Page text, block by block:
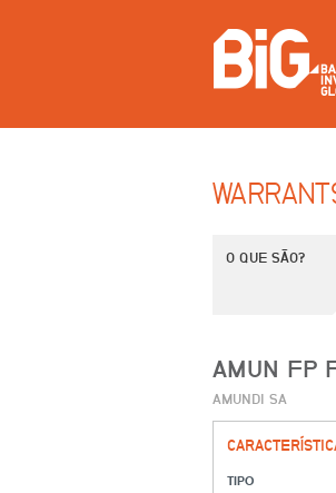
O QUE SÃO?
AMUN FP
AMUNDI SA
TIPO